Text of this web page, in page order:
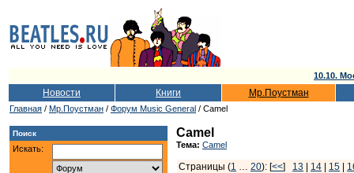
10.10.
Новости Книги Мр.Поустман
Главная / Мр.Поустман / Форум Music General / Camel
Поиск
Искать:
Camel
Тема: Camel
Страницы (1 … 20): [<<] 13 14 15